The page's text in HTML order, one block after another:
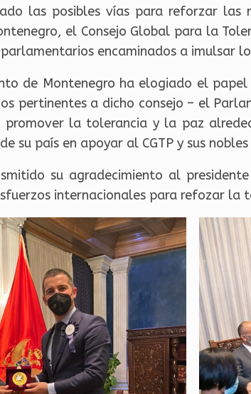
las posibles vías para reforzar las
el Consejo Global para la
encaminados a imulsar
de Montenegro ha elogiado el
pertinentes a dicho consejo – el
la tolerancia y la paz
su país en apoyar al CGTP y sus
su agradecimiento al
internacionales para refozar la